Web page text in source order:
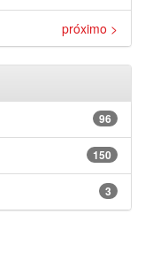
próximo >
96
150
3